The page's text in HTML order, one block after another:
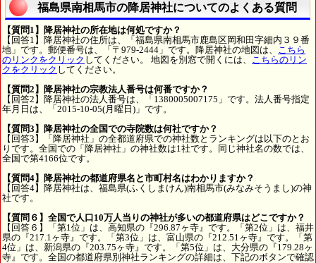
福島県南相馬市の降居神社についてのよくある質問
【質問1】降居神社の所在地は何処ですか？
【回答1】降居神社の住所は、「福島県南相馬市鹿島区岡和田字細内３９番
地」です。郵便番号は、「〒979-2444」です。降居神社の地図は、
こちら
のリンクをクリック してください。 地図を別窓で開くには、
こちらのリン
クをクリック してください。
【質問2】降居神社の宗教法人番号は何番ですか？
【回答2】降居神社の法人番号は、「1380005007175」です。法人番号指定
年月日は、「2015-10-05(月曜日)」です。
【質問3】降居神社の全国での寺院数は何社ですか？
【回答3】「降居神社」の全都道府県での神社数とランキングは以下のとお
りです。全国での「降居神社」の神社数は1社です。同じ神社名の数では、
全国で第4166位です。
【質問4】降居神社の都道府県名と市町村名はわかりますか？
【回答4】降居神社は、福島県(ふくしまけん)南相馬市(みなみそうまし)の神
社です。
【質問６】全国で人口10万人当りの神社が多いの都道府県はどこですか？
【回答６】「第1位」は、高知県の『296.87ヶ寺』です。「第2位」は、福井
県の『217.1ヶ寺』です。「第3位」は、富山県の『212.51ヶ寺』です。「第
4位」は、新潟県の『203.75ヶ寺』です。「第5位」は、大分県の『179.28ヶ
寺』です。全国の都道府県別神社ランキングの詳細は、下記のボタンで確認